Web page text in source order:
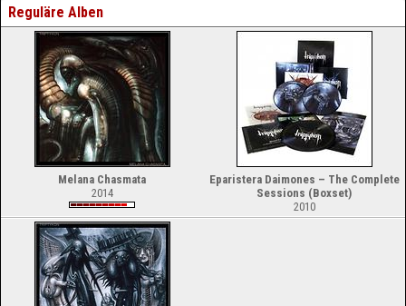
Reguläre Alben
Melana Chasmata
2014
Eparistera Daimones – The Complete
Sessions (Boxset)
2010